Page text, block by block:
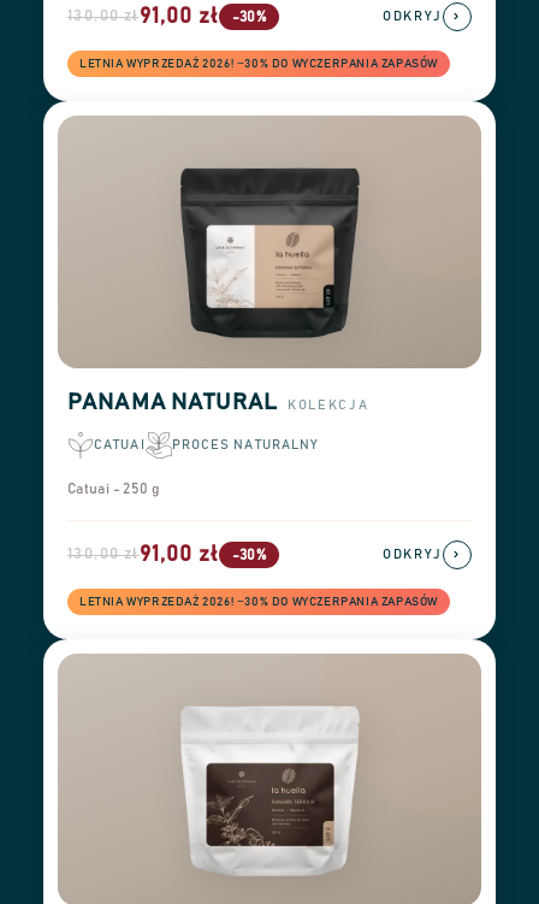
130,00 zł91,00 zł -30%
LETNIA WYPRZEDAŻ 2026! −30% DO WYCZERPANIA ZAPASÓW
ODKRYJ ›
PANAMA NATURAL KOLEKCJA
CATUAI PROCES NATURALNY
Catuai - 250 g
130,00 zł91,00 zł -30%
LETNIA WYPRZEDAŻ 2026! −30% DO WYCZERPANIA ZAPASÓW
ODKRYJ ›